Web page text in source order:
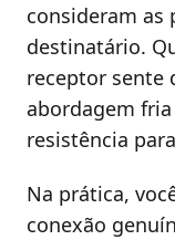
consideram as
destinatário.
receptor sente
abordagem
resistência
Na prática,
conexão